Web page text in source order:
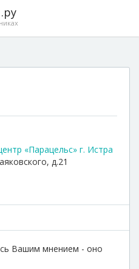
.ру
«Парацельс» г. Истра
д.21
Вашим мнением - оно